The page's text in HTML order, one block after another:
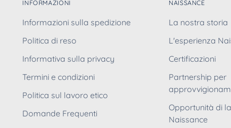
INFORMAZIONI
Informazioni sulla spedizione
Politica di reso
Informativa sulla privacy
Termini e condizioni
Politica sul lavoro etico
Domande Frequenti
NAISSANCE
La nostra storia
L'esperienza
Certificazioni
Partnership per
Opportunità di
Naissance